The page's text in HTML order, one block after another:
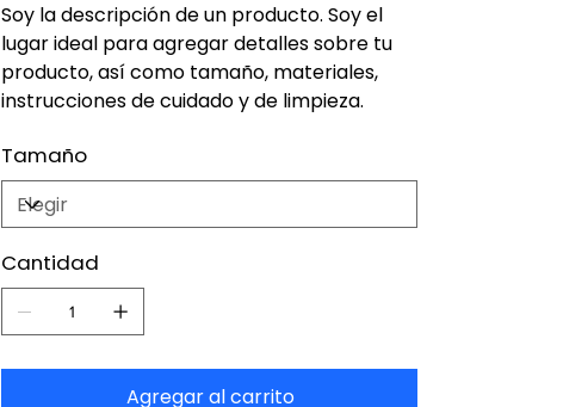
Soy la descripción de un producto. Soy el
lugar ideal para agregar detalles sobre tu
producto, así como tamaño, materiales,
instrucciones de cuidado y de limpieza.
Tamaño
Cantidad
Agregar al carrito